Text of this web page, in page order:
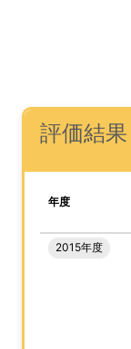
ナビゲーション
次は事業所評価
(タイト
評価結果
、この事業
年度
2015年度